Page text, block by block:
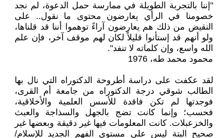
"إننا بالتجربة الطويلة في ممارسة حمل الدعوة، لم نجد
خصومنا في الرأي يعارضون محتوى ما نقول.. على
النقيض من ذلك هم يعارضون آراءً توهموا أننا قد قلناها،
ولو أنهم قد إستأنوا قليلاً لكان لهم موقف آخر، فإن علم
الله واسع، وإن كلماته لا تنفد".
محمود محمد طه، 1976
لقد عكفت على دراسة أطروحة الدكتوراه التي نال بها
الطالب شوقي درجة الدكتوراه من جامعة أم القرى،
فوجدتها لم تكن فاقدة للأسس العلمية والأخلاقية،
فحسب؛ وإنما كانت تضج بالجهل والسذاجة والعبث
والخزعبلات. كانت المعلومات فيها غير دقيقة وبعضها غير
صحيح البتة ليس على مستوى الفهم الجديد للإسلام/